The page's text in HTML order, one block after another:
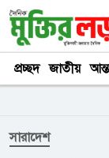
প্রচ্ছদ জাতীয়
সারাদেশ